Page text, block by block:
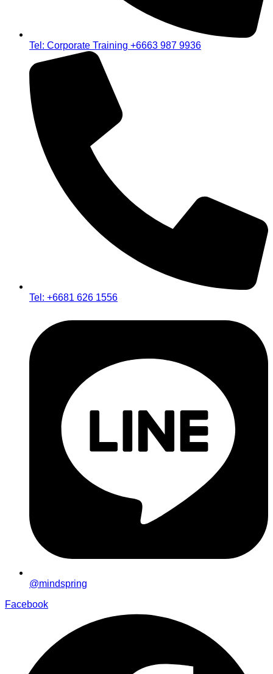
Tel: Corporate Training +6663 987 9936
Tel: +6681 626 1556
@mindspring
Facebook